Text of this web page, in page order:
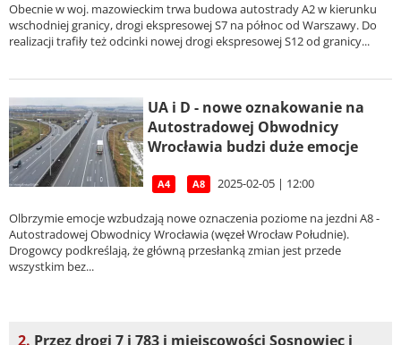
Obecnie w woj. mazowieckim trwa budowa autostrady A2 w kierunku
wschodniej granicy, drogi ekspresowej S7 na północ od Warszawy. Do
realizacji trafiły też odcinki nowej drogi ekspresowej S12 od granicy...
UA i D - nowe oznakowanie na
Autostradowej Obwodnicy
Wrocławia budzi duże emocje
A4 A8 2025-02-05 | 12:00
Olbrzymie emocje wzbudzają nowe oznaczenia poziome na jezdni A8 -
Autostradowej Obwodnicy Wrocławia (węzeł Wrocław Południe).
Drogowcy podkreślają, że główną przesłanką zmian jest przede
wszystkim bez...
2. Przez drogi 7 i 783 i miejscowości Sosnowiec i